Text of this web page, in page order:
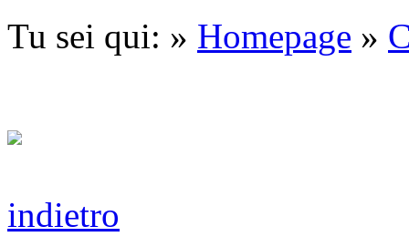
Tu sei qui: » Homepage »
indietro